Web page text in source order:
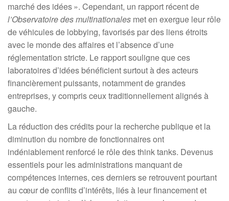
marché des idées ». Cependant, un rapport récent de
l’Observatoire des multinationales met en exergue leur rôle
de véhicules de lobbying, favorisés par des liens étroits
avec le monde des affaires et l’absence d’une
réglementation stricte. Le rapport souligne que ces
laboratoires d’idées bénéficient surtout à des acteurs
financièrement puissants, notamment de grandes
entreprises, y compris ceux traditionnellement alignés à
gauche.
La réduction des crédits pour la recherche publique et la
diminution du nombre de fonctionnaires ont
indéniablement renforcé le rôle des think tanks. Devenus
essentiels pour les administrations manquant de
compétences internes, ces derniers se retrouvent pourtant
au cœur de conflits d’intérêts, liés à leur financement et